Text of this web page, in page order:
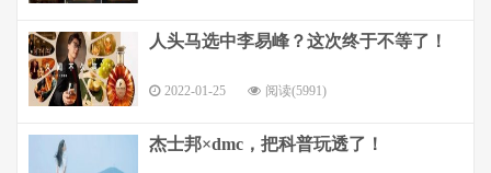
人头马选中李易峰？这次终于不等了！
2022-01-25 阅读(5991)
杰士邦×dmc，把科普玩透了！